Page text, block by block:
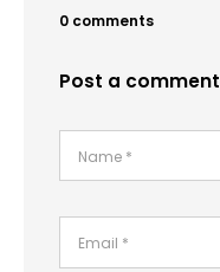
0 comments
Post a comment